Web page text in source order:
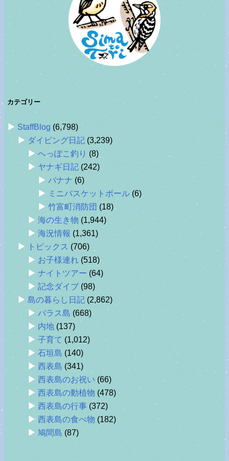
カテゴリー
StaffBlog (6,798)
ダイビング日記 (3,239)
へっぽこ釣り (8)
ヤナギ日記 (242)
バナナ (6)
ミニバスケットボール (6)
竹富町消防団 (18)
海の生き物 (1,944)
海況情報 (1,361)
トピックス (706)
お子様連れ (518)
ナイトツアー (64)
記念ダイブ (98)
島の暮らし日記 (2,862)
バラス島 (668)
内地 (137)
子育て (1,012)
石垣島 (140)
西表島 (341)
西表島のお祝い (66)
西表島の動植物 (478)
西表島の行事 (372)
西表島の食べ物 (182)
鳩間島 (87)